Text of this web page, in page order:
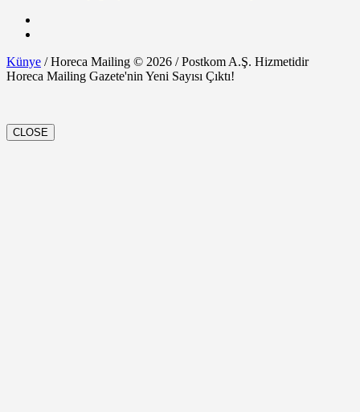
Künye / Horeca Mailing © 2026 / Postkom A.Ş. Hizmetidir
Horeca Mailing Gazete'nin Yeni Sayısı Çıktı!
CLOSE